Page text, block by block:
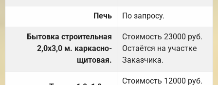
Печь По запросу.
Бытовка строительная
2,0х3,0 м. каркасно-
щитовая.
Стоимость 23000 руб.
Остаётся на участке
Заказчика.
Стоимость 12000 руб.